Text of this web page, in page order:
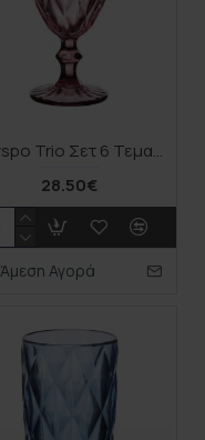
Cryspo Trio Σετ 6 Τεμαχίων Ποτήρι Νερού Κολωνάτο Μώβ 320ml 52.702.53
28.50€
Άμεση Αγορά